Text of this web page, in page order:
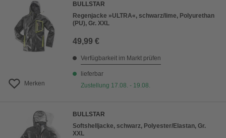
Merken
BULLSTAR
Regenjacke »ULTRA«, schwarz/lime, Polyurethan
(PU), Gr. XXL
49,99 €
Verfügbarkeit im Markt prüfen
lieferbar
Zustellung 17.08. - 19.08.
BULLSTAR
Softshelljacke, schwarz, Polyester/Elastan, Gr.
XXL